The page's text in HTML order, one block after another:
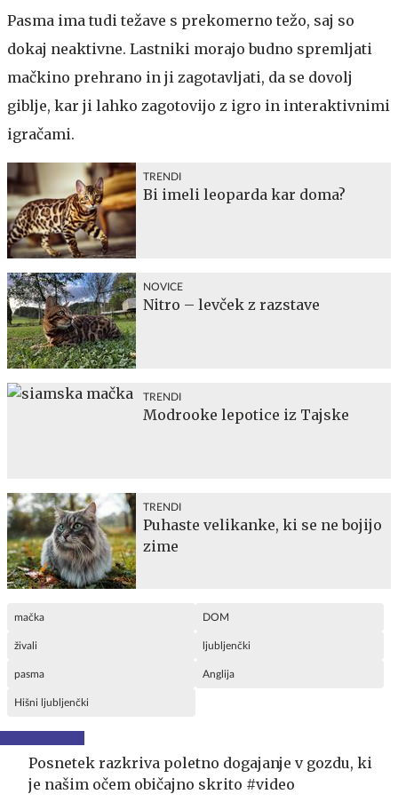
Pasma ima tudi težave s prekomerno težo, saj so
dokaj neaktivne. Lastniki morajo budno spremljati
mačkino prehrano in ji zagotavljati, da se dovolj
giblje, kar ji lahko zagotovijo z igro in interaktivnimi
igračami.
TRENDI
Bi imeli leoparda kar doma?
NOVICE
Nitro – levček z razstave
TRENDI
Modrooke lepotice iz Tajske
TRENDI
Puhaste velikanke, ki se ne bojijo
zime
mačka DOM
živali ljubljenčki
pasma Anglija
Hišni ljubljenčki
Posnetek razkriva poletno dogajanje v gozdu, ki
je našim očem običajno skrito #video